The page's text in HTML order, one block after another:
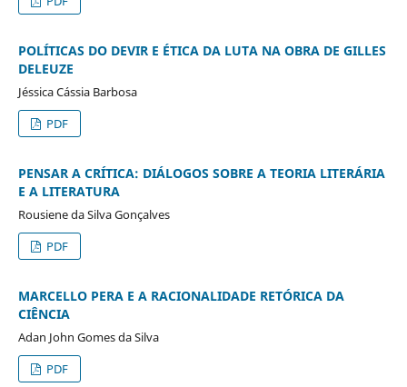
POLÍTICAS DO DEVIR E ÉTICA DA LUTA NA OBRA DE GILLES
DELEUZE
Jéssica Cássia Barbosa
PDF
PENSAR A CRÍTICA: DIÁLOGOS SOBRE A TEORIA LITERÁRIA
E A LITERATURA
Rousiene da Silva Gonçalves
PDF
MARCELLO PERA E A RACIONALIDADE RETÓRICA DA
CIÊNCIA
Adan John Gomes da Silva
PDF